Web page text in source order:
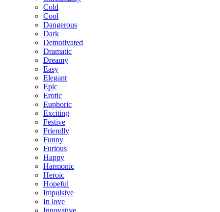
Cold
Cool
Dangerous
Dark
Demotivated
Dramatic
Dreamy
Easy
Elegant
Epic
Erotic
Euphoric
Exciting
Festive
Friendly
Funny
Furious
Happy
Harmonic
Heroic
Hopeful
Impulsive
In love
Innovative